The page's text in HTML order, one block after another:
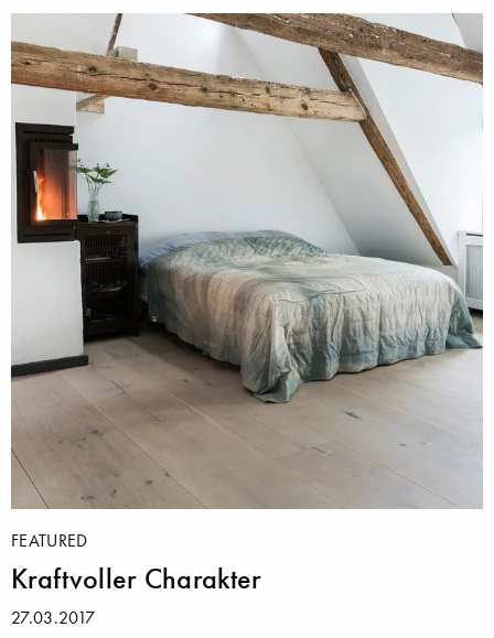
FEATURED
Kraftvoller Charakter
27.03.2017